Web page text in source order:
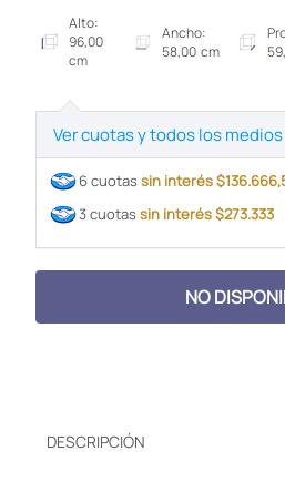
Alto:
96,00
cm
Ancho:
58,00 cm
Ver cuotas y todos los
6 cuotassin interés
3 cuotassin interés $273.333
NO
DESCRIPCIÓN